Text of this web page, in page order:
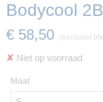
Bodycool
€ 58,50 (exclusief
✘ Niet op voorraad
Maat